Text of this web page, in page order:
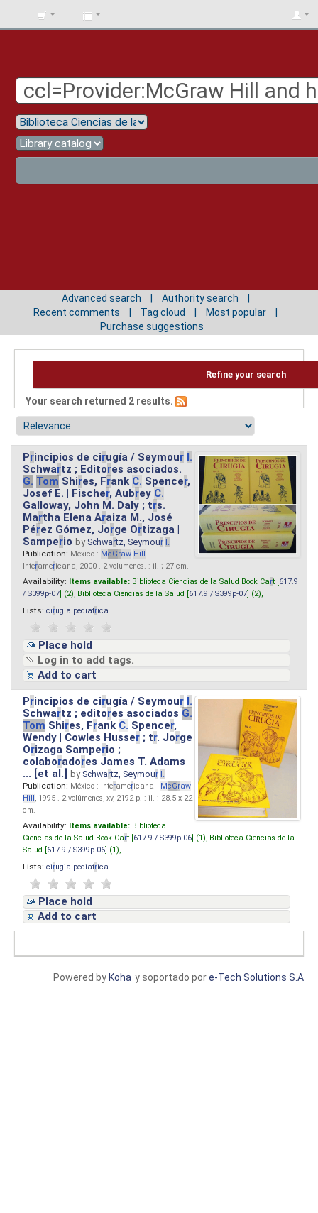
BIBLIOTECA
Advanced search
Authority search
Recent comments
Tag cloud
Most popular
Purchase suggestions
Refine your search
Your search returned 2 results.
Principios de cirugía / Seymour I.
Schwartz ; Editores asociados.
G. Tom Shires, Frank C. Spencer,
Josef E. | Fischer, Aubrey C.
Galloway, John M. Daly ; trs.
Martha Elena Araiza M., José
Pérez Gómez, Jorge Ortizaga |
Samperio by Schwartz, Seymour I.
Publication: México : McGraw-Hill
Interamericana, 2000 . 2 volumenes. : il. ; 27 cm.
Availability: Items available: Biblioteca Ciencias de la Salud Book Cart [ 617.9
/ S399p-07 ] (2), Biblioteca Ciencias de la Salud [ 617.9 / S399p-07 ] (2),
Lists: cirugia pediatrica
Place hold
Log in to add tags.
Add to cart
Principios de cirugía / Seymour I.
Schwartz ; editores asociados G.
Tom Shires, Frank C. Spencer,
Wendy | Cowles Husser ; tr. Jorge
Orizaga Samperio ;
colaboradores James T. Adams
... [et al.]by Schwartz, Seymour I.
Publication: México : Interamericana - McGraw-
Hill, 1995 . 2 volúmenes, xv, 2192 p. : il. ; 28.5 x 22
cm.
Availability: Items available: Biblioteca
Ciencias de la Salud Book Cart [ 617.9 / S399p-06 ] (1), Biblioteca Ciencias de la
Salud [ 617.9 / S399p-06 ] (1),
Lists: cirugia pediatrica
Place hold
Add to cart
y soportado pore-Tech Solutions S.A
Powered by Koha